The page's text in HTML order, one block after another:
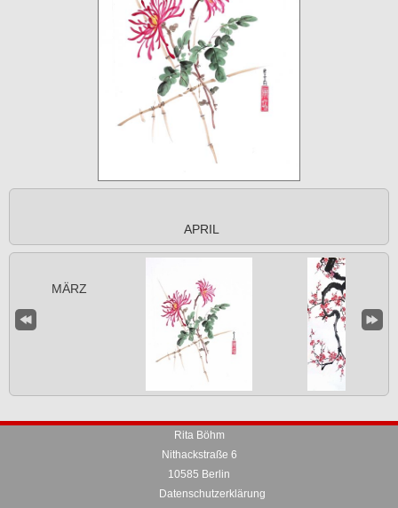
APRIL
Rita Böhm
Nithackstraße 6
10585 Berlin
Datenschutzerklärung